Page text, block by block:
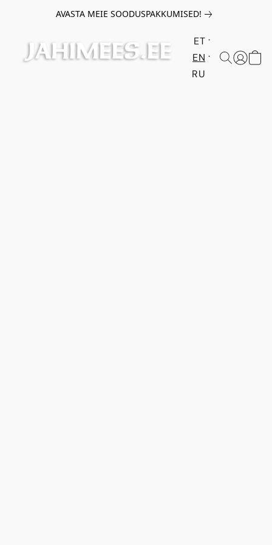
AVASTA MEIE SOODUSPAKKUMISED!
ET
EN
RU